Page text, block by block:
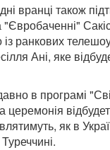
вранці також
"Євробаченні"
ранкових
Ані, яке
в програмі
церемонія
як в